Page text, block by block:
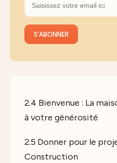
2.4 Bienvenue : La
à votre générosité
2.5 Donner pour le
Construction